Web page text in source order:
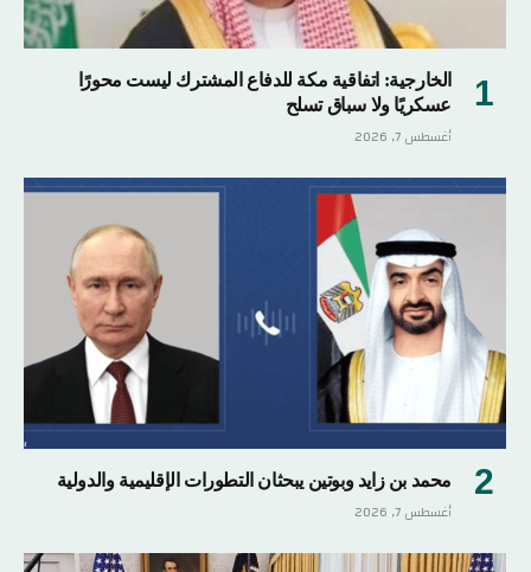
الخارجية: اتفاقية مكة للدفاع المشترك ليست محورًا
عسكريًا ولا سباق تسلح
أغسطس 7, 2026
محمد بن زايد وبوتين يبحثان التطورات الإقليمية والدولية
أغسطس 7, 2026